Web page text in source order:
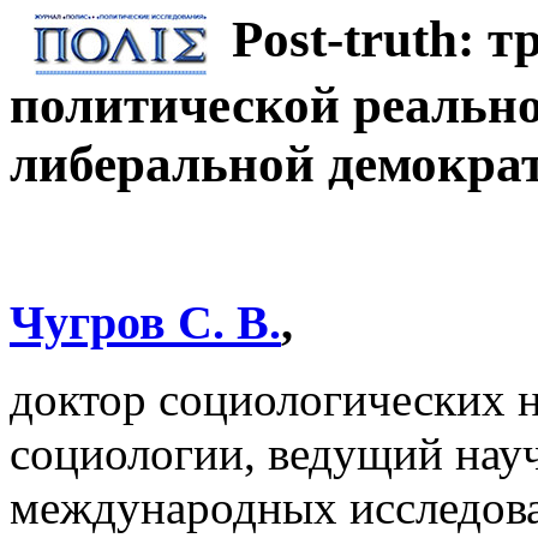
Post-truth:
политической
либеральной
Чугров С. В.,
доктор социологических
социологии, ведущий
международных